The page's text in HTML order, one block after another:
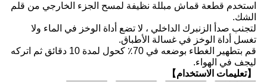
استخدم قطعة قماش مبللة نظيفة لمسح الجزء الخارجي من قلم
الشك.
لتجنب صدأ الزنبرك الداخلي ، لا تضع أداة الوخز في الماء ولا
تغسل أداة الوخز في غسالة الأطباق.
قم بتطهير الغطاء بوضعه في 70٪ كحول لمدة 10 دقائق ثم اتركه
ليجف في الهواء.
【تعليمات الاستخدام】